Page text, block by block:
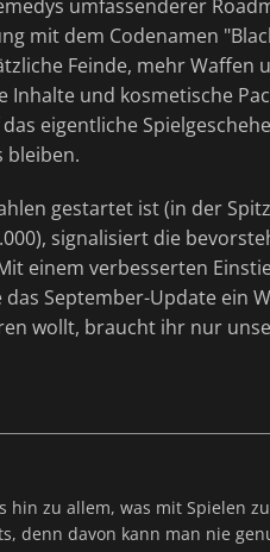
umfassenderer
mit dem Codenamen
Feinde, mehr Waffen
und kosmetische
eigentliche
bleiben.
gestartet ist (in der
signalisiert die
einem verbesserten
September-Update ein
wollt, braucht ihr nur
hin zu allem, was mit Spielen
denn davon kann man nie